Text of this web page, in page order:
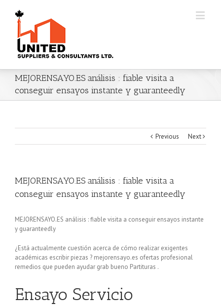
MEJORENSAYO.ES análisis : fiable visita a
conseguir ensayos instante y guaranteedly
Previous Next
MEJORENSAYO.ES análisis : fiable visita a
conseguir ensayos instante y guaranteedly
MEJORENSAYO.ES análisis : fiable visita a conseguir ensayos instante
y guaranteedly
¿Está actualmente cuestión acerca de cómo realizar exigentes
académicas escribir piezas ? mejorensayo.es ofertas profesional
remedios que pueden ayudar grab bueno Partituras .
Ensayo Servicio